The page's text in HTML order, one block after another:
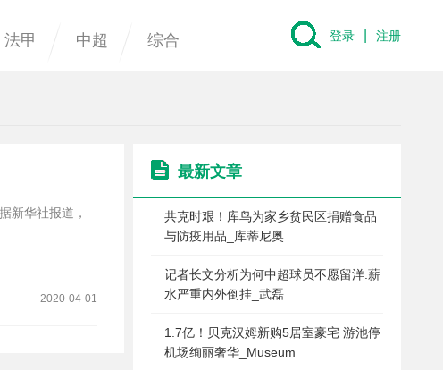
法甲 中超 综合 登录 注册
2020-04-01
最新文章
共克时艰！库鸟为家乡贫民区捐赠食品
与防疫用品_库蒂尼奥
记者长文分析为何中超球员不愿留洋:薪
水严重内外倒挂_武磊
1.7亿！贝克汉姆新购5居室豪宅 游池停
机场绚丽奢华_Museum